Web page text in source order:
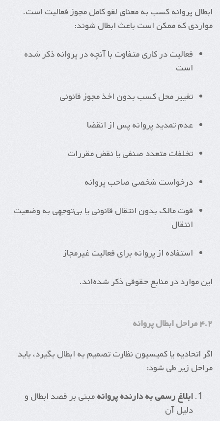
ابطال پروانه کسب به معنای لغو کامل مجوز فعالیت است.
مواردی که ممکن است باعث ابطال شوند:
فعالیت در کاری متفاوت با آنچه در پروانه ذکر شده
است
تغییر محل کسب بدون اخذ مجوز قانونی
عدم تمدید پروانه پس از انقضا
تخلفات متعدد صنفی یا نقض مقررات
درخواست شخصی صاحب پروانه
فوت مالک بدون انتقال قانونی یا بی‌توجهی به وضعیت
انتقال
استفاده از پروانه برای فعالیت غیرمجاز
این موارد در منابع حقوقی ذکر شده‌اند.
۴.۲ مراحل ابطال پروانه
اگر اتحادیه یا کمیسیون نظارت تصمیم به ابطال بگیرد، باید
مراحل زیر طی شود:
ابلاغ رسمی به دارنده پروانهمبنی بر قصد ابطال و
دلیل آن